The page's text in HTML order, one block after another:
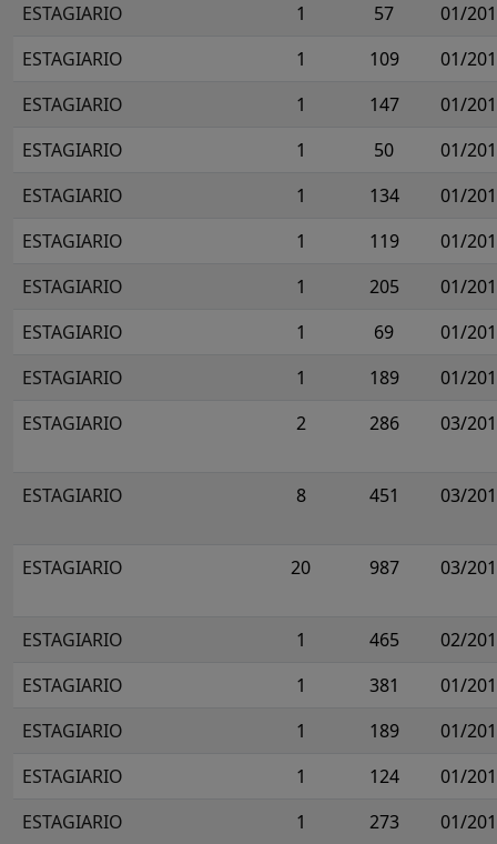
ESTAGIARIO
1 57
01/
ESTAGIARIO
1 109
01/
ESTAGIARIO
1 147
01/
ESTAGIARIO
1 50
01/
ESTAGIARIO
1 134
01/
ESTAGIARIO
1 119
01/
ESTAGIARIO
1 205
01/
ESTAGIARIO
1 69
01/
ESTAGIARIO
1 189
01/
ESTAGIARIO
2 286 03/
ESTAGIARIO 8 451 03/
ESTAGIARIO 20 987 03/
ESTAGIARIO 1 465
02/
ESTAGIARIO
1 381
01/
ESTAGIARIO
1 189
01/
ESTAGIARIO
1 124
01/
ESTAGIARIO
1 273
01/